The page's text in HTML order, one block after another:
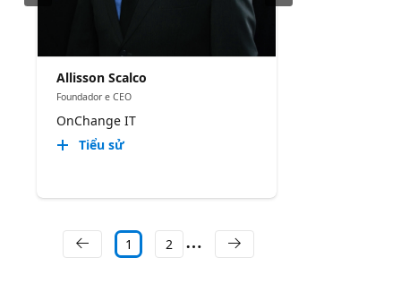
Allisson Scalco
Foundador e CEO
OnChange IT
Tiểu sử
1 2